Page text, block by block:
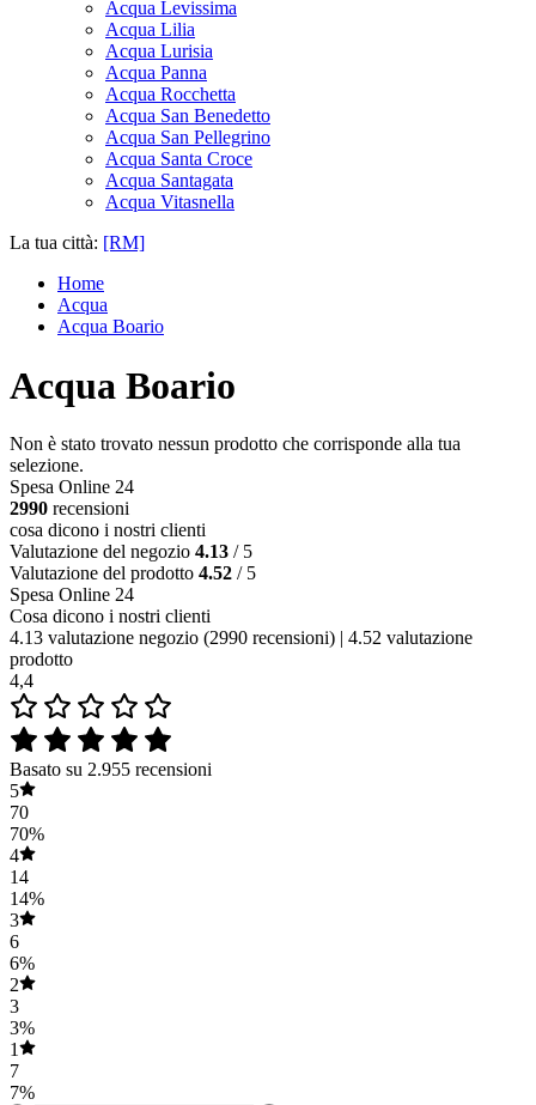
Acqua Levissima
Acqua Lilia
Acqua Lurisia
Acqua Panna
Acqua Rocchetta
Acqua San Benedetto
Acqua San Pellegrino
Acqua Santa Croce
Acqua Santagata
Acqua Vitasnella
La tua città: [RM]
Home
Acqua
Acqua Boario
Acqua Boario
Non è stato trovato nessun prodotto che corrisponde alla tua
selezione.
Spesa Online 24
2990 recensioni
cosa dicono i nostri clienti
Valutazione del negozio 4.13 / 5
Valutazione del prodotto 4.52 / 5
Spesa Online 24
Cosa dicono i nostri clienti
4.13 valutazione negozio (2990 recensioni) | 4.52 valutazione
prodotto
4,4
Basato su 2.955 recensioni
5
70
70%
4
14
14%
3
6
6%
2
3
3%
1
7
7%